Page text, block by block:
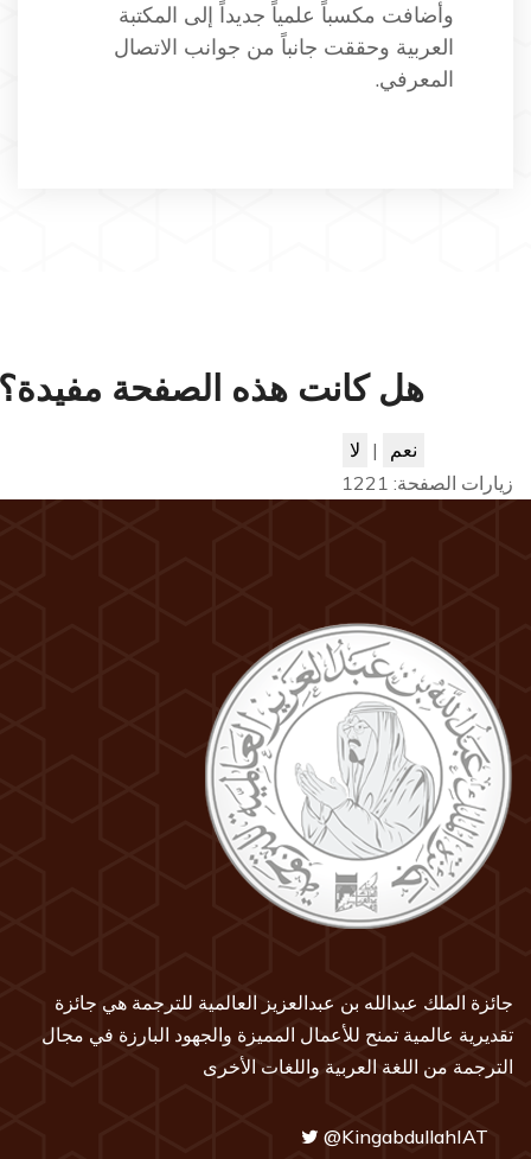
وأضافت مكسباً علمياً جديداً إلى المكتبة
العربية وحققت جانباً من جوانب الاتصال
المعرفي.
هل كانت هذه الصفحة
نعم | لا
زيارات الصفحة: 1221
جائزة الملك عبدالله بن عبدالعزيز العالمية للترجمة هي جائزة
تقديرية عالمية تمنح للأعمال المميزة والجهود البارزة في مجال
الترجمة من اللغة العربية واللغات الأخرى
@KingabdullahIAT